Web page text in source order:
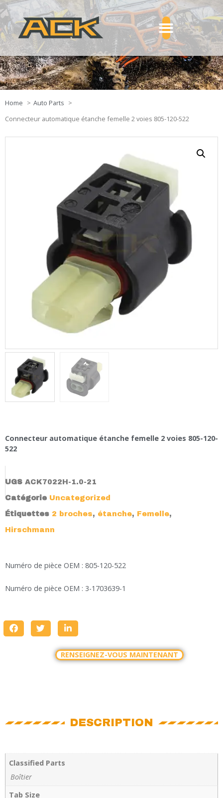
Home
Auto Parts
Connecteur automatique étanche femelle 2 voies 805-120-522
Connecteur automatique étanche femelle 2 voies 805-120-
522
UGS ACK7022H-1.0-21
Catégorie Uncategorized
Étiquettes 2 broches, étanche, Femelle,
Hirschmann
Numéro de pièce OEM : 805-120-522
Numéro de pièce OEM : 3-1703639-1
RENSEIGNEZ-VOUS MAINTENANT
DESCRIPTION
Classified Parts
Boîtier
Tab Size